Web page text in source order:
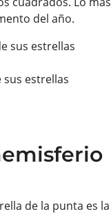
del año.
sus estrellas
sus estrellas
de la punta es la